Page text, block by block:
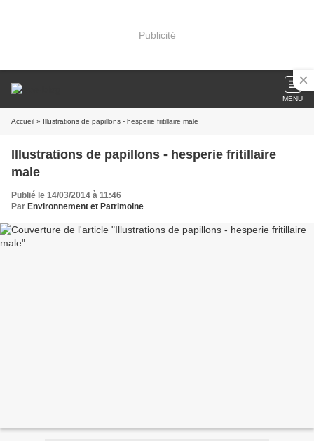
Publicité
MENU
Accueil » Illustrations de papillons - hesperie fritillaire male
Illustrations de papillons - hesperie fritillaire
male
Publié le 14/03/2014 à 11:46
Par Environnement et Patrimoine